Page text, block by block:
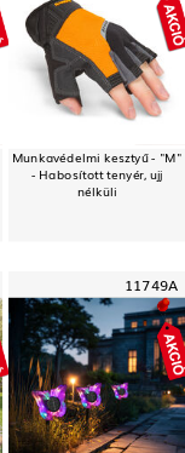
Munkavédelmi kesztyű - "M"
- Habosított tenyér, ujj
nélküli
11749A